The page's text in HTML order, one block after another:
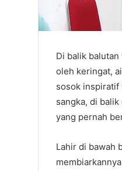
Di balik
oleh keringat,
sosok inspiratif
sangka, di
yang pernah
Lahir di bawah